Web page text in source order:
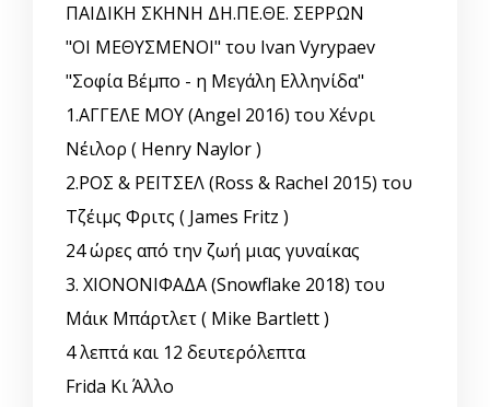
ΠΑΙΔΙΚΗ ΣΚΗΝΗ ΔΗ.ΠΕ.ΘΕ. ΣΕΡΡΩΝ
"ΟΙ ΜΕΘΥΣΜΕΝΟΙ" του Ivan Vyrypaev
"Σοφία Βέμπο - η Μεγάλη Ελληνίδα"
1.ΑΓΓΕΛΕ ΜΟΥ (Angel 2016) του Χένρι
Νέιλορ ( Henry Naylor )
2.ΡΟΣ & ΡΕΪΤΣΕΛ (Ross & Rachel 2015) του
Τζέιμς Φριτς ( James Fritz )
24 ώρες από την ζωή μιας γυναίκας
3. ΧΙΟΝΟΝΙΦΑΔΑ (Snowflake 2018) του
Μάικ Μπάρτλετ ( Mike Bartlett )
4 λεπτά και 12 δευτερόλεπτα
Frida Κι Άλλο